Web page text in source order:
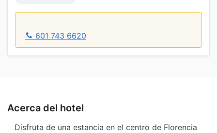
601 743 6620
Acerca del hotel
Disfruta de una estancia en el centro de Florencia